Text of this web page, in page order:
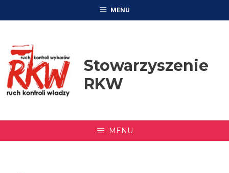
MENU
Stowarzyszenie
RKW
MENU